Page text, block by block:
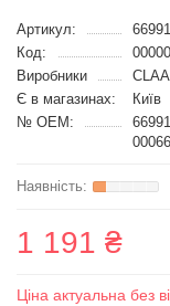
Артикул:
Код:
Виробники
Є в магазинах:
Київ
№ OEM:
1 191 ₴
Ціна актуальна без